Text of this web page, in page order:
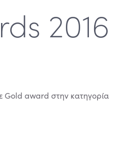
2016
Gold award στην κατηγορία